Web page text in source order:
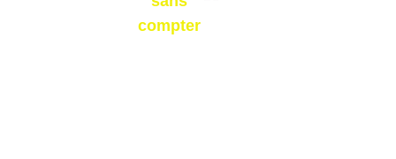
compter